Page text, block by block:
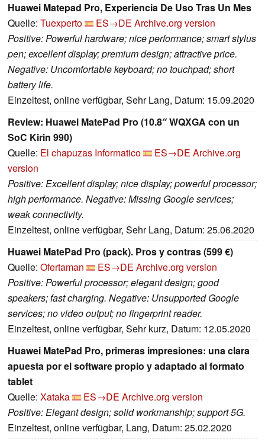
Huawei Matepad Pro, Experiencia De Uso Tras Un Mes
Quelle: Tuexperto ES→DE Archive.org version
Positive: Powerful hardware; nice performance; smart stylus
pen; excellent display; premium design; attractive price.
Negative: Uncomfortable keyboard; no touchpad; short
battery life.
Einzeltest, online verfügbar, Sehr Lang, Datum: 15.09.2020
Review: Huawei MatePad Pro (10.8″ WQXGA con un
SoC Kirin 990)
Quelle: El chapuzas Informatico ES→DE Archive.org
version
Positive: Excellent display; nice display; powerful processor;
high performance. Negative: Missing Google services;
weak connectivity.
Einzeltest, online verfügbar, Sehr Lang, Datum: 25.06.2020
Huawei MatePad Pro (pack). Pros y contras (599 €)
Quelle: Ofertaman ES→DE Archive.org version
Positive: Powerful processor; elegant design; good
speakers; fast charging. Negative: Unsupported Google
services; no video output; no fingerprint reader.
Einzeltest, online verfügbar, Sehr kurz, Datum: 12.05.2020
Huawei MatePad Pro, primeras impresiones: una clara
apuesta por el software propio y adaptado al formato
tablet
Quelle: Xataka ES→DE Archive.org version
Positive: Elegant design; solid workmanship; support 5G.
Einzeltest, online verfügbar, Lang, Datum: 25.02.2020